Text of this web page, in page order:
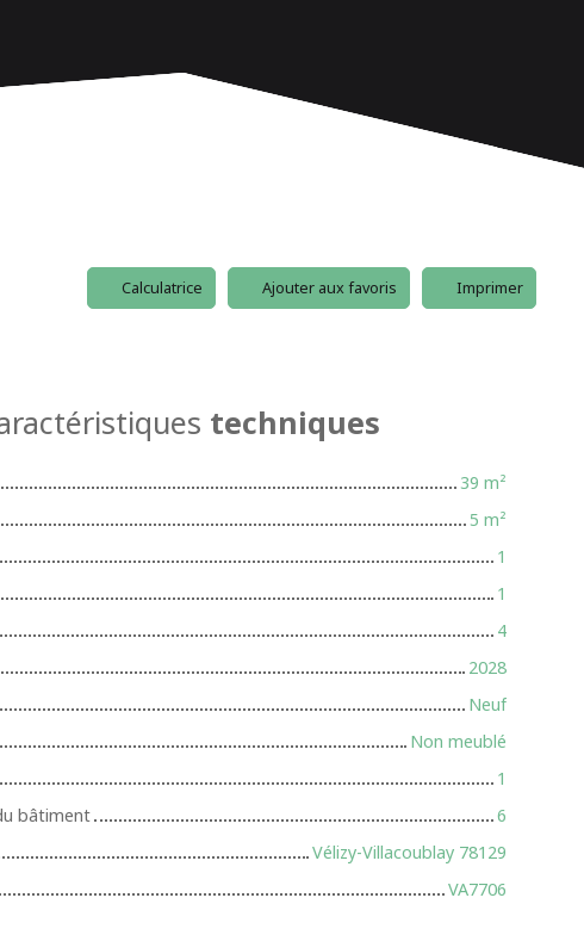
Calculatrice Ajouter aux favoris Imprimer
techniques
39 m²
5 m²
1
1
4
2028
Neuf
Non meublé
1
bâtiment
6
Vélizy-Villacoublay 78129
VA7706